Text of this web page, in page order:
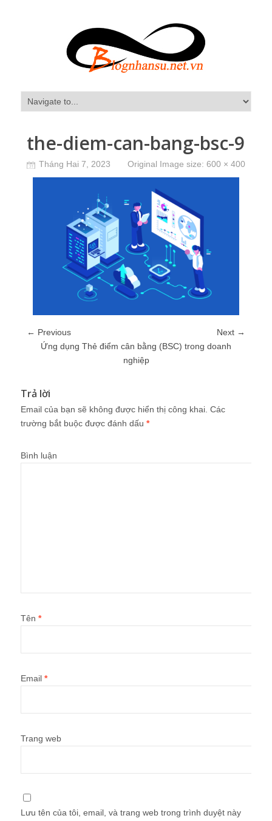
the-diem-can-bang-bsc-9
Tháng Hai 7, 2023 Original Image size: 600 × 400
← Previous
Next →
Ứng dụng Thẻ điểm cân bằng (BSC) trong doanh
nghiệp
Trả lời
Email của bạn sẽ không được hiển thị công khai. Các
trường bắt buộc được đánh dấu *
Bình luận
Tên *
Email *
Trang web
Lưu tên của tôi, email, và trang web trong trình duyệt này